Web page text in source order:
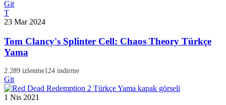
Git
T
23 Mar 2024
Tom Clancy's Splinter Cell: Chaos Theory Türkçe
Yama
2.289 izlenme124 indirme
Git
1 Nis 2021